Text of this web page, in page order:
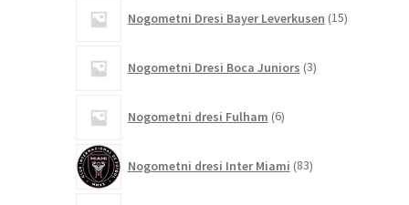
Nogometni Dresi Bayer Leverkusen 15izdelkov
Nogometni Dresi Boca Juniors 3izdelki
Nogometni dresi Fulham 6izdelkov
Nogometni dresi Inter Miami 83izdelkov